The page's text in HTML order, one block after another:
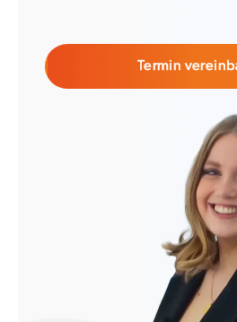
Termin